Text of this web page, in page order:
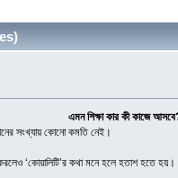
এমন শিক্ষা কার কী কাজে
সংখ্যায় কোনো কমতি নেই।
‘কোয়ালিটি’র কথা মনে হলে হতাশ হতে হয়।